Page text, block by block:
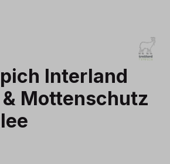
Interland
Mottenschutz